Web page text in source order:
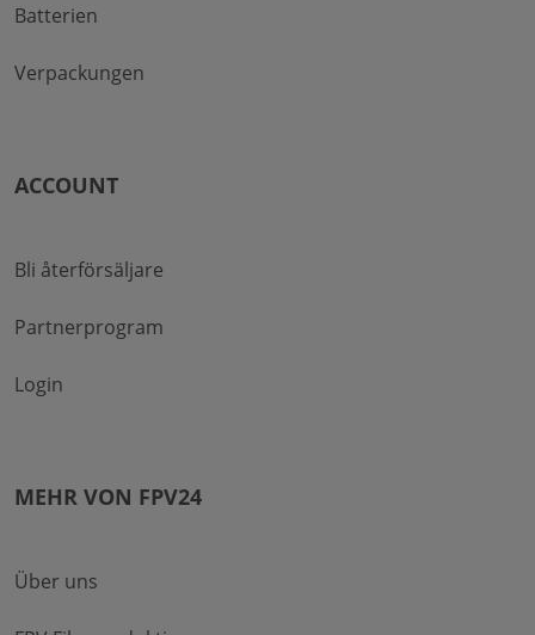
Batterien
Verpackungen
ACCOUNT
Bli återförsäljare
Partnerprogram
Login
MEHR VON FPV24
Über uns